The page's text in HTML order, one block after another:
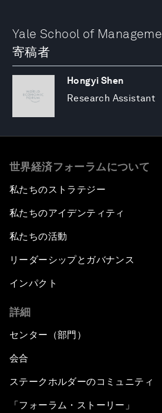
Yale School of
寄稿者
Hongyi Shen
Research Assistant
世界経済フォーラムについて
私たちのストラテジー
私たちのアイデンティティ
私たちの活動
リーダーシップとガバナンス
インパクト
詳細
センター（部門）
会合
ステークホルダーのコミュニティ
「フォーラム・ストーリー」